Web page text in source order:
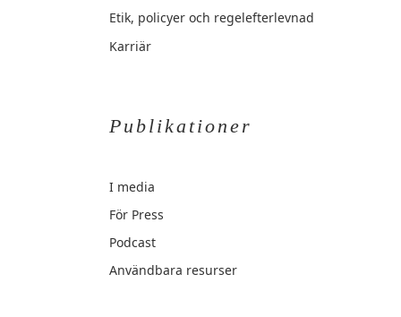
Etik, policyer och regelefterlevnad
Karriär
Publikationer
I media
För Press
Podcast
Användbara resurser